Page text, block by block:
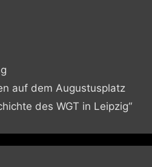
auf dem Augustusplatz
des WGT in Leipzig“